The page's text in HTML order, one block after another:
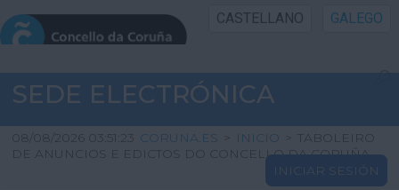
CASTELLANO GALEGO
INICIO SEDE
INICIO
INFORMACIÓN PÚBLICA
SEDE ELECTRÓNICA
08/08/2026 03:51:23 CORUNA.ES > INICIO > TABOLEIRO
DE ANUNCIOS E EDICTOS DO CONCELLO DA CORUÑA
INICIAR SESIÓN